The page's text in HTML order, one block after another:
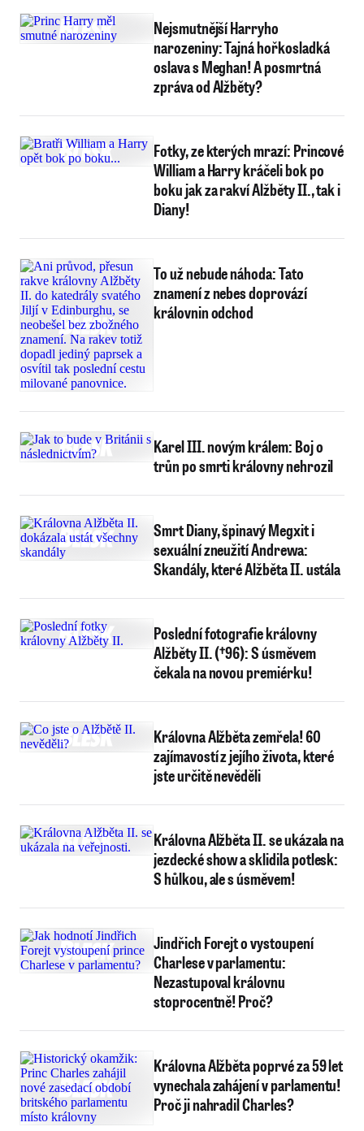
Nejsmutnější Harryho
narozeniny: Tajná hořkosladká
oslava s Meghan! A posmrtná
zpráva od Alžběty?
Fotky, ze kterých mrazí: Princové
William a Harry kráčeli bok po
boku jak za rakví Alžběty II., tak i
Diany!
To už nebude náhoda: Tato
znamení z nebes doprovází
královnin odchod
Karel III. novým králem: Boj o
trůn po smrti královny nehrozil
Smrt Diany, špinavý Megxit i
sexuální zneužití Andrewa:
Skandály, které Alžběta II. ustála
Poslední fotografie královny
Alžběty II. (†96): S úsměvem
čekala na novou premiérku!
Královna Alžběta zemřela! 60
zajímavostí z jejího života, které
jste určitě nevěděli
Královna Alžběta II. se ukázala na
jezdecké show a sklidila potlesk:
S hůlkou, ale s úsměvem!
Jindřich Forejt o vystoupení
Charlese v parlamentu:
Nezastupoval královnu
stoprocentně! Proč?
Královna Alžběta poprvé za 59 let
vynechala zahájení v parlamentu!
Proč ji nahradil Charles?